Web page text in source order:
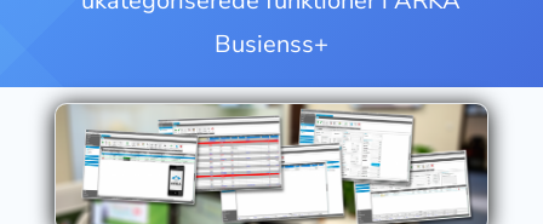
Busienss+